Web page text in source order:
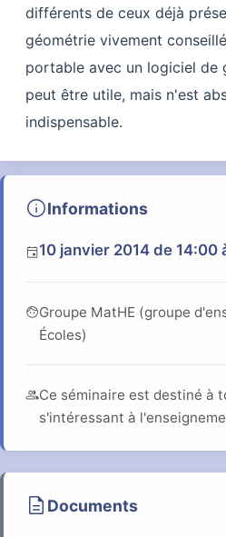
différents de ceux déjà
géométrie vivement
portable avec un logiciel de
peut être utile, mais n'est
indispensable.
infoInformations
event10 janvier 2014 de 14:00
faceGroupe MatHE (groupe
Écoles)
groupCe séminaire est destiné à
s'intéressant à
description Documents